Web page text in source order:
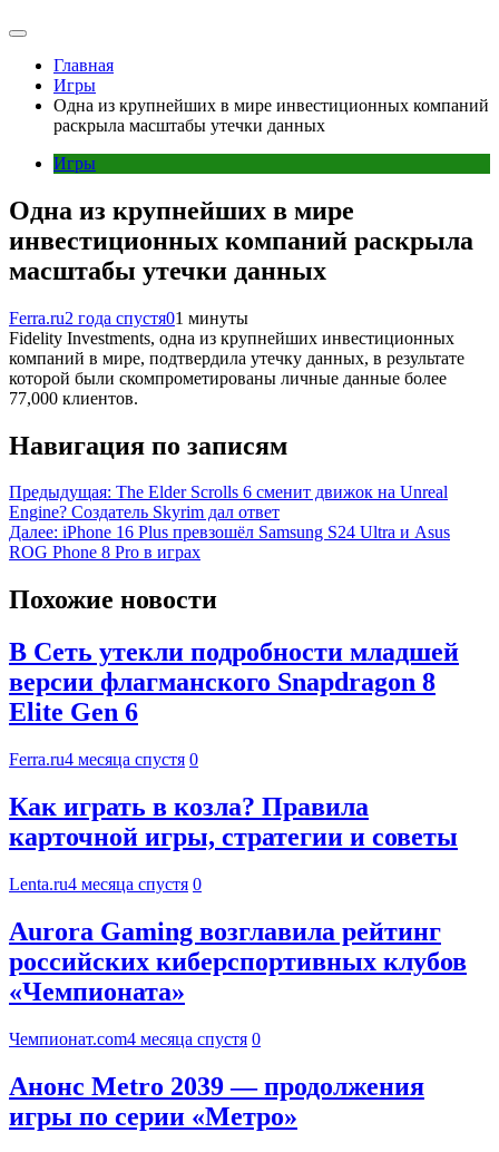
Главная
Игры
Одна из крупнейших в мире инвестиционных компаний
раскрыла масштабы утечки данных
Игры
Одна из крупнейших в мире
инвестиционных компаний раскрыла
масштабы утечки данных
Ferra.ru2 года спустя01 минуты
Fidelity Investments, одна из крупнейших инвестиционных
компаний в мире, подтвердила утечку данных, в результате
которой были скомпрометированы личные данные более
77,000 клиентов.
Навигация по записям
Предыдущая: The Elder Scrolls 6 сменит движок на Unreal
Engine? Создатель Skyrim дал ответ
Далее: iPhone 16 Plus превзошёл Samsung S24 Ultra и Asus
ROG Phone 8 Pro в играх
Похожие новости
В Сеть утекли подробности младшей
версии флагманского Snapdragon 8
Elite Gen 6
Ferra.ru4 месяца спустя 0
Как играть в козла? Правила
карточной игры, стратегии и советы
Lenta.ru4 месяца спустя 0
Aurora Gaming возглавила рейтинг
российских киберспортивных клубов
«Чемпионата»
Чемпионат.com4 месяца спустя 0
Анонс Metro 2039 — продолжения
игры по серии «Метро»